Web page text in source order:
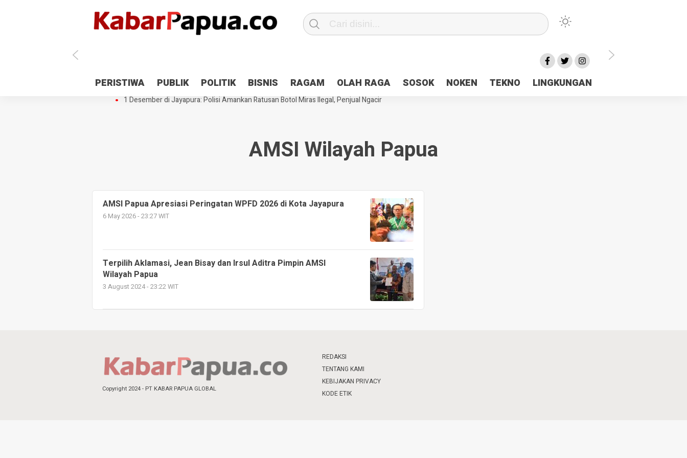
PERISTIWA PUBLIK POLITIK BISNIS RAGAM OLAH RAGA SOSOK NOKEN TEKNO LINGKUNGAN
Antisipasi 1 Desember, TNI Polri Patroli 2×24 jam di Kota Jayapura
Pesan Sejuk Polri di Deklarasi Pemilu Ceria Tanah Papua
Gedung Perpustakaan SMPN 5 Sentani Terbakar
Hibah Pilkada Jayapura Cair 10 Persen, Deposit Kas Daerah Rp23 Miliar Disorot
1 Desember di Jayapura: Polisi Amankan Ratusan Botol Miras Ilegal, Penjual Ngacir
AMSI Wilayah Papua
AMSI Papua Apresiasi Peringatan WPFD 2026 di Kota Jayapura
6 May 2026 - 23:27 WIT
Terpilih Aklamasi, Jean Bisay dan Irsul Aditra Pimpin AMSI
Wilayah Papua
3 August 2024 - 23:22 WIT
Copyright 2024 - PT KABAR PAPUA GLOBAL
REDAKSI
TENTANG KAMI
KEBIJAKAN PRIVACY
KODE ETIK